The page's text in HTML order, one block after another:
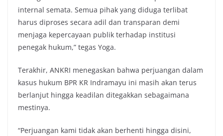
internal semata. Semua pihak yang diduga terlibat
harus diproses secara adil dan transparan demi
menjaga kepercayaan publik terhadap institusi
penegak hukum,” tegas Yoga.
Terakhir, ANKRI menegaskan bahwa perjuangan dalam
kasus hukum BPR KR Indramayu ini masih akan terus
berlanjut hingga keadilan ditegakkan sebagaimana
mestinya.
“Perjuangan kami tidak akan berhenti hingga disini,